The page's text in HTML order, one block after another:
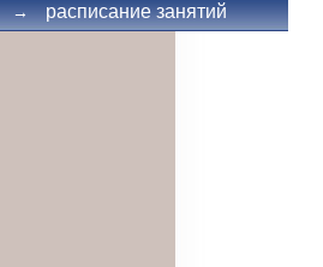
→ расписание занятий